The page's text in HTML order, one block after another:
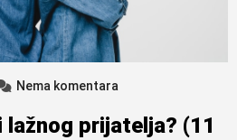
Nema komentara
prijatelja? (11